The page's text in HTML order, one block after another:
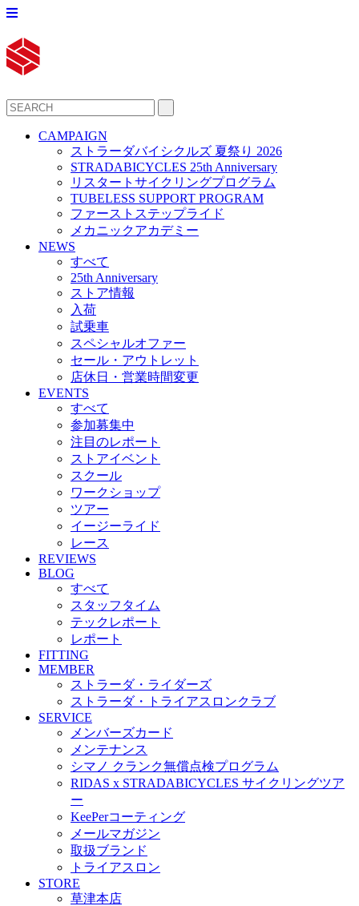
CAMPAIGN
ストラーダバイシクルズ 夏祭り 2026
STRADABICYCLES 25th Anniversary
リスタートサイクリングプログラム
TUBELESS SUPPORT PROGRAM
ファーストステップライド
メカニックアカデミー
NEWS
すべて
25th Anniversary
ストア情報
入荷
試乗車
スペシャルオファー
セール・アウトレット
店休日・営業時間変更
EVENTS
すべて
参加募集中
注目のレポート
ストアイベント
スクール
ワークショップ
ツアー
イージーライド
レース
REVIEWS
BLOG
すべて
スタッフタイム
テックレポート
レポート
FITTING
MEMBER
ストラーダ・ライダーズ
ストラーダ・トライアスロンクラブ
SERVICE
メンバーズカード
メンテナンス
シマノ クランク無償点検プログラム
RIDAS x STRADABICYCLES サイクリングツア
ー
KeePerコーティング
メールマガジン
取扱ブランド
トライアスロン
STORE
草津本店